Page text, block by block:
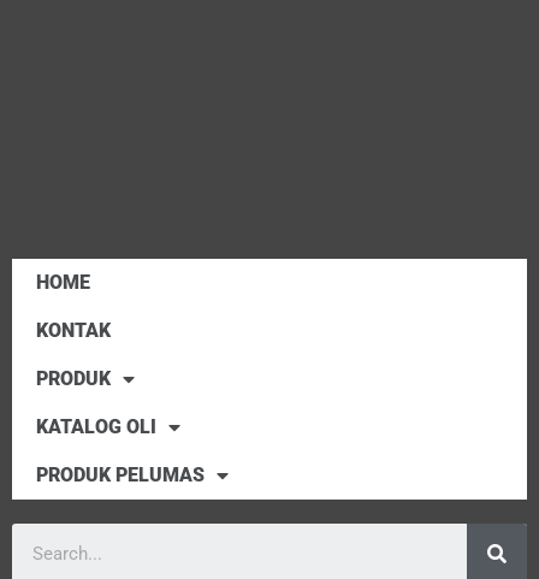
HOME
KONTAK
PRODUK
KATALOG OLI
PRODUK PELUMAS